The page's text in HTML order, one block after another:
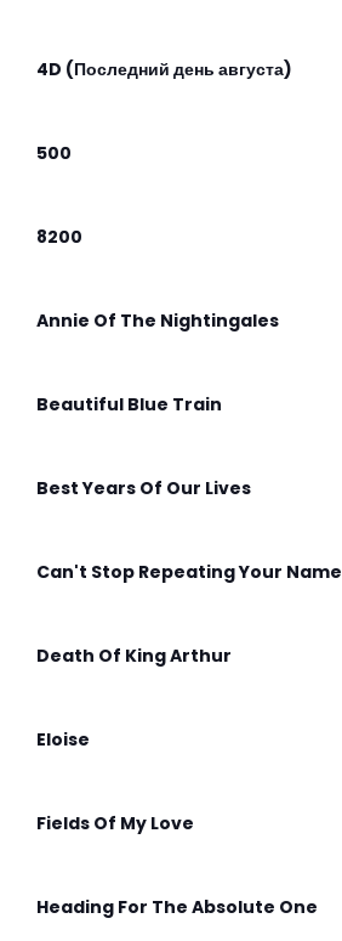
4D (Последний день августа)
500
8200
Annie Of The Nightingales
Beautiful Blue Train
Best Years Of Our Lives
Can't Stop Repeating Your Name
Death Of King Arthur
Eloise
Fields Of My Love
Heading For The Absolute One